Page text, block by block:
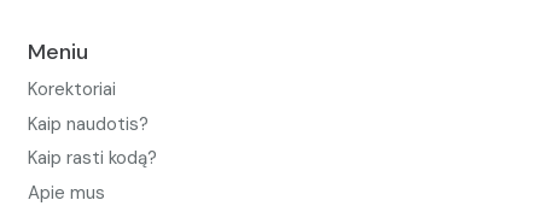
Meniu
Korektoriai
Kaip naudotis?
Kaip rasti kodą?
Apie mus